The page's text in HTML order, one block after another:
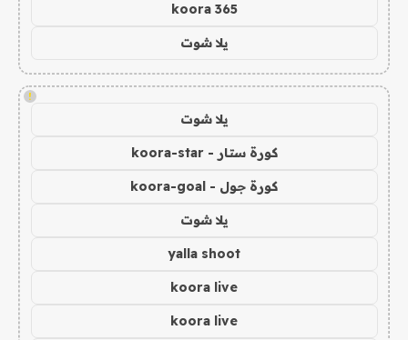
koora 365
يلا شوت
!
يلا شوت
كورة ستار - koora-star
كورة جول - koora-goal
يلا شوت
yalla shoot
koora live
koora live